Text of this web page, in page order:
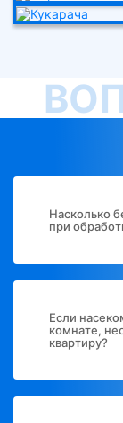
Насколько
при
Если
комнате,
квартиру?